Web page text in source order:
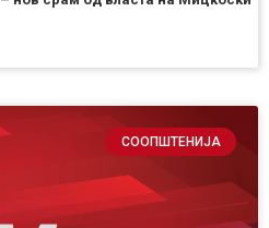
СООПШТЕНИЈА